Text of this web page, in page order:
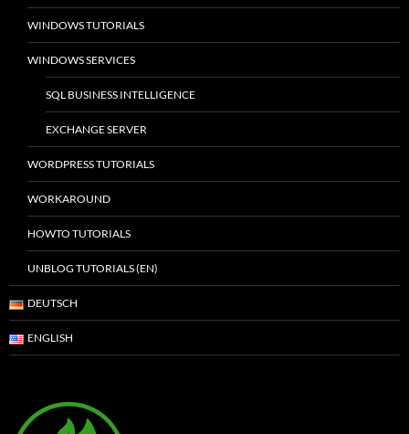
WINDOWS TUTORIALS
WINDOWS SERVICES
SQL BUSINESS INTELLIGENCE
EXCHANGE SERVER
WORDPRESS TUTORIALS
WORKAROUND
HOWTO TUTORIALS
UNBLOG TUTORIALS (EN)
DEUTSCH
ENGLISH